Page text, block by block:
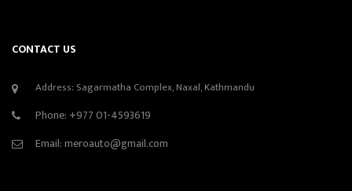
CONTACT US
Address: Sagarmatha Complex, Naxal, Kathmandu
Phone: +977 01-4593619
Email:meroauto@gmail.com